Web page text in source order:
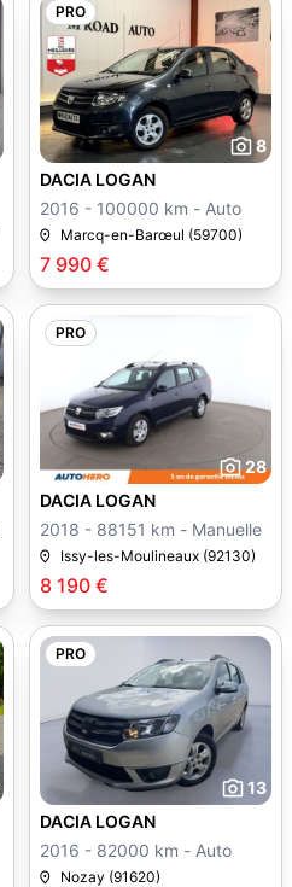
PRO
8
7 990 €
DACIA LOGAN
2016 - 100000 km - Auto
Marcq-en-Barœul (59700)
PRO
28
8 190 €
DACIA LOGAN
2018 - 88151 km - Manuelle
Issy-les-Moulineaux (92130)
PRO
13
DACIA LOGAN
2016 - 82000 km - Auto
Nozay (91620)